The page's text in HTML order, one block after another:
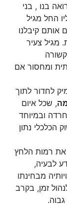
בנו , בני
החל מגיל
אותם קיבלנו
מגיל צעיר
ומחסור אם
לחדור לתוך
, שכל איום
ובמיוחד
הכלכלי נתון
את רמות הלחץ
לבעיה,
מבחינתו
זמן, בקרב